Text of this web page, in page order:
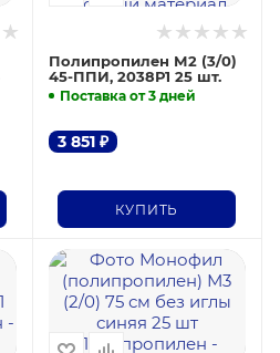
Полипропилен М2 (3/0)
45-ППИ, 2038Р1 25 шт.
Поставка от 3 дней
3 851₽
КУПИТЬ